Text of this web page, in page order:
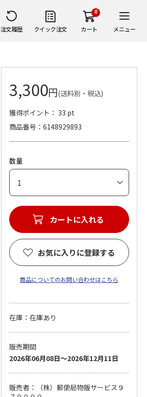
注文履歴 クイック注文
0
カート メニュー
3,300円(送料別・税込)
獲得ポイント： 33 pt
商品番号
6148929893
数量
カートに入れる
お気に入りに登録する
商品についてのお問い合わせはこちら
在庫：在庫あり
販売期間
2026年06月08日～2026年12月11日
販売者：（株）郵便局物販サービス９